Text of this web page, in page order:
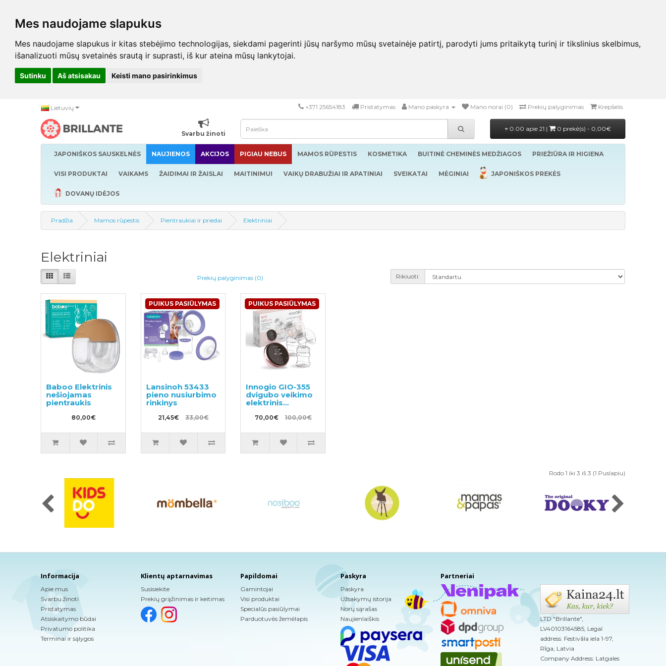
Mes naudojame slapukus
Mes naudojame slapukus ir kitas stebėjimo technologijas, siekdami pagerinti jūsų naršymo mūsų svetainėje patirtį, parodyti jums pritaikytą turinį ir tikslinius skelbimus,
išanalizuoti mūsų svetainės srautą ir suprasti, iš kur ateina mūsų lankytojai.
Sutinku Aš atsisakau Keisti mano pasirinkimus
Lietuvių +371 25654183 Pristatymas Mano paskyra Mano norai (0) Prekių palyginimas Krepšelis
Svarbu žinoti
0.00 apie 21 | 0 prekė(s) - 0,00€
JAPONIŠKOS SAUSKELNĖS NAUJIENOS AKCIJOS PIGIAU NEBUS MAMOS RŪPESTIS KOSMETIKA BUITINĖ CHEMINĖS MEDŽIAGOS PRIEŽIŪRA IR HIGIENA
VISI PRODUKTAI VAIKAMS ŽAIDIMAI IR ŽAISLAI MAITINIMUI VAIKŲ DRABUŽIAI IR APATINIAI SVEIKATAI MĖGINIAI JAPONIŠKOS PREKĖS
DOVANŲ IDĖJOS
Pradžia Mamos rūpestis Pientraukiai ir priedai Elektriniai
Elektriniai
Prekių palyginimas (0) Rikiuoti:
Baboo Elektrinis
nešiojamas
pientraukis
80,00€
PUIKUS PASIŪLYMAS
Lansinoh 53433
pieno nusiurbimo
rinkinys
21,45€ 33,00€
PUIKUS PASIŪLYMAS
Innogio GIO-355
dvigubo veikimo
elektrinis
pientraukis
70,00€ 100,00€
Rodo 1 iki 3 iš 3 (1 Puslapiu)
Informacija
Apie mus
Svarbu žinoti
Pristatymas
Atsiskaitymo būdai
Privatumo politika
Terminai ir sąlygos
Klientų aptarnavimas
Susisiekite
Prekių grąžinimas ir keitimas
Papildomai
Gamintojai
Visi produktai
Specialūs pasiūlymai
Parduotuvės žemėlapis
Paskyra
Paskyra
Užsakymų istorija
Norų sąrašas
Naujienlaiškis
Partneriai
LTD "Brillante",
LV40103164585, Legal
address: Festivāla iela 1-97,
Rīga, Latvia
Company Address: Latgales